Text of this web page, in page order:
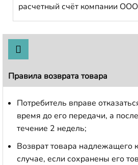
расчетный счёт компании
Правила возврата товара
Потребитель вправе
время до его передачи, а
течение 2 недель;
Возврат товара надлежащего
случае, если сохранены его